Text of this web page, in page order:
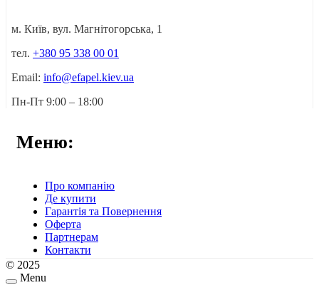
м. Київ, вул. Магнітогорська, 1
тел. +380 95 338 00 01
Email: info@efapel.kiev.ua
Пн-Пт 9:00 – 18:00
Меню:
Про компанію
Де купити
Гарантія та Повернення
Оферта
Партнерам
Контакти
© 2025
Menu